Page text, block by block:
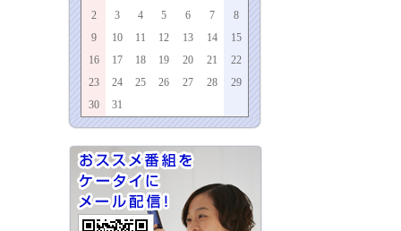
2
3 4 5 6 7
8
9
10 11 12 13 14
15
16
17 18 19 20 21
22
23
24 25 26 27 28
29
30
31